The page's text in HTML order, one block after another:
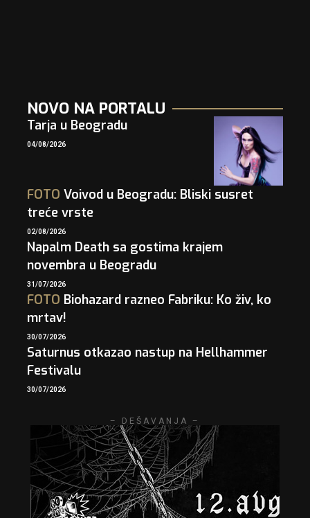
NOVO NA PORTALU
Tarja u Beogradu
04/08/2026
FOTO Voivod u Beogradu: Bliski susret
treće vrste
02/08/2026
Napalm Death sa gostima krajem
novembra u Beogradu
31/07/2026
FOTO Biohazard razneo Fabriku: Ko živ, ko
mrtav!
30/07/2026
Saturnus otkazao nastup na Hellhammer
Festivalu
30/07/2026
– DEŠAVANJA –